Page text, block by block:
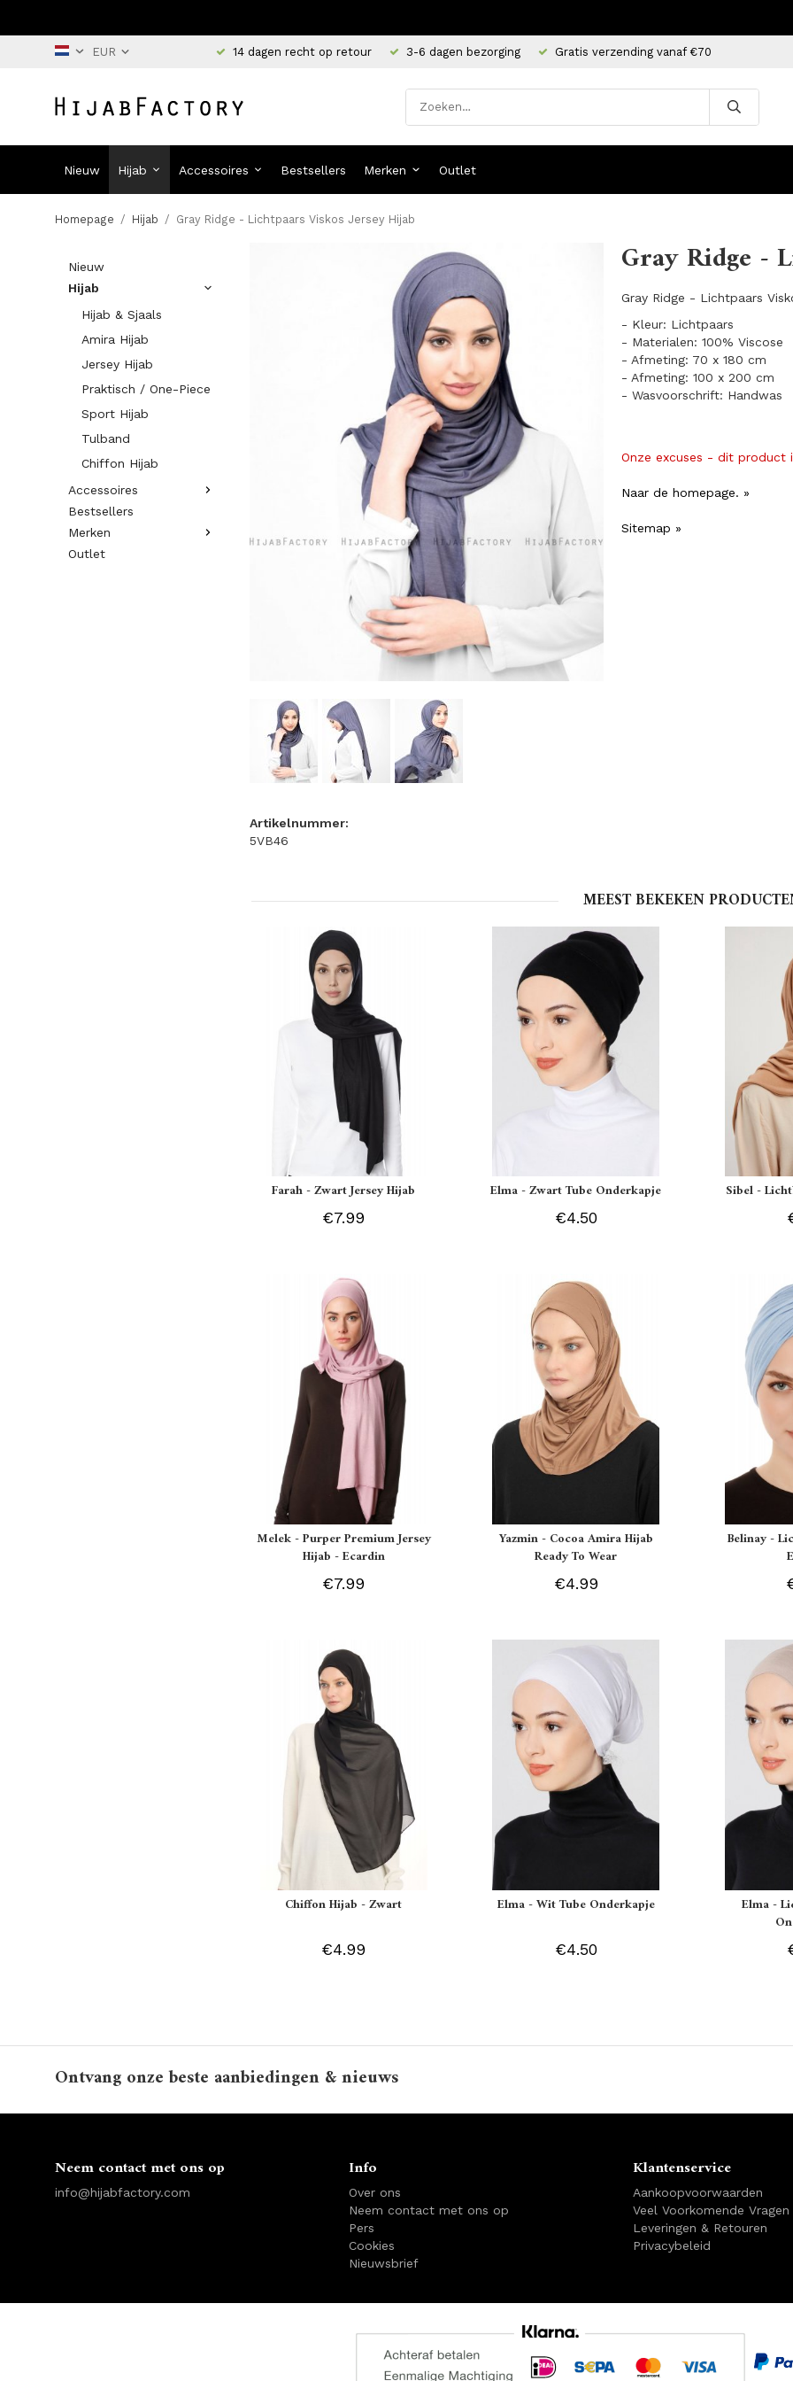
14 dagen recht op retour 3-6 dagen bezorging Gratis verzending vanaf €70
Nieuw Hijab Accessoires Bestsellers Merken Outlet
Homepage / Hijab / Gray Ridge - Lichtpaars Viskos Jersey Hijab
Nieuw
Hijab
Hijab & Sjaals
Amira Hijab
Jersey Hijab
Praktisch / One-Piece
Sport Hijab
Tulband
Chiffon Hijab
Accessoires
Bestsellers
Merken
Outlet
Gray Ridge -
Gray Ridge - Lichtpaars
- Kleur: Lichtpaars
- Materialen: 100% Viscose
- Afmeting: 70 x 180 cm
- Afmeting: 100 x 200 cm
- Wasvoorschrift: Handwas
Onze excuses - dit product
Naar de homepage. »
Sitemap »
Artikelnummer:
5VB46
MEEST BEKEKEN
Farah - Zwart Jersey Hijab
€7.99
Elma - Zwart Tube Onderkapje
€4.50
Sibel -
Melek - Purper Premium Jersey
Hijab - Ecardin
€7.99
Yazmin - Cocoa Amira Hijab
Ready To Wear
€4.99
Belinay -
Chiffon Hijab - Zwart
€4.99
Elma - Wit Tube Onderkapje
€4.50
Elma -
Ontvang onze beste aanbiedingen & nieuws
Neem contact met ons op
info@hijabfactory.com
Info
Over ons
Neem contact met ons op
Pers
Cookies
Nieuwsbrief
Klantenservice
Aankoopvoorwaarden
Veel Voorkomende Vragen
Leveringen & Retouren
Privacybeleid